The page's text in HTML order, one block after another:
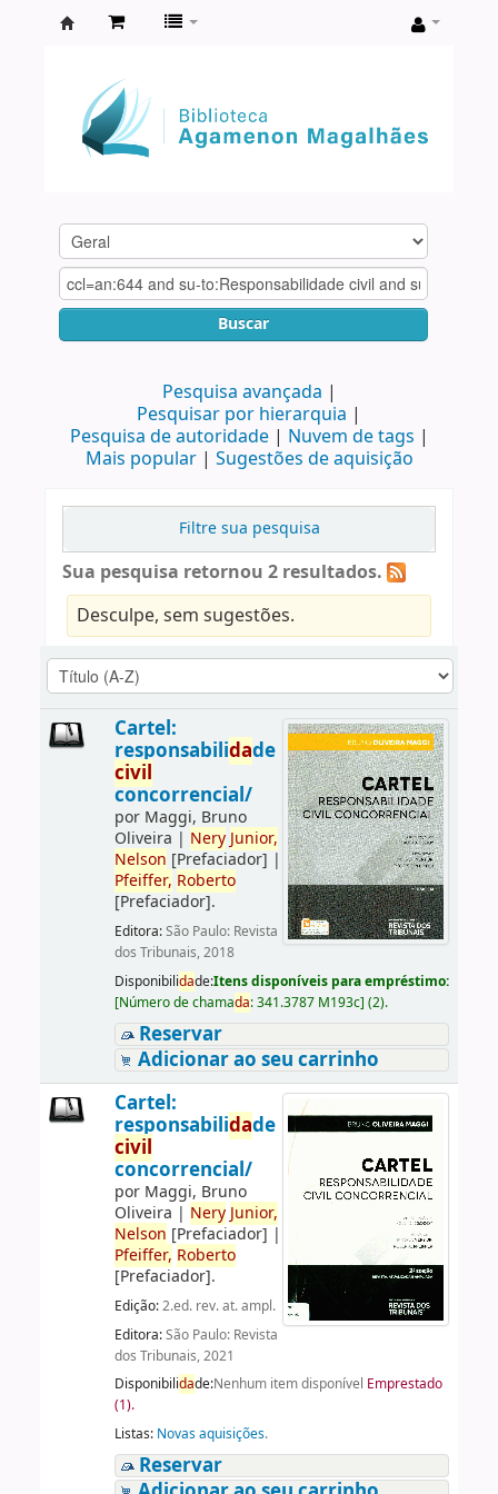
Agamenon
Magalhães
Buscar
Pesquisa avançada
Pesquisar por hierarquia
Pesquisa de autoridade
Nuvem de tags
Mais popular
Sugestões de aquisição
Filtre sua pesquisa
Sua pesquisa retornou 2 resultados.
Desculpe, sem sugestões.
Cartel:
responsabilidade
civil
concorrencial/
por Maggi, Bruno
Oliveira | Nery Junior,
Nelson [Prefaciador] |
Pfeiffer, Roberto
[Prefaciador].
Editora:São Paulo: Revista
dos Tribunais, 2018
Disponibilidade:Itens disponíveis para empréstimo:
[Número de chamada:341.3787 M193c] (2).
Reservar
Adicionar ao seu carrinho
Cartel:
responsabilidade
civil
concorrencial/
por Maggi, Bruno
Oliveira | Nery Junior,
Nelson [Prefaciador] |
Pfeiffer, Roberto
[Prefaciador].
Edição:2.ed. rev. at. ampl.
Editora:São Paulo: Revista
dos Tribunais, 2021
Disponibilidade:Nenhum item disponível Emprestado
(1).
Listas: Novas aquisições.
Reservar